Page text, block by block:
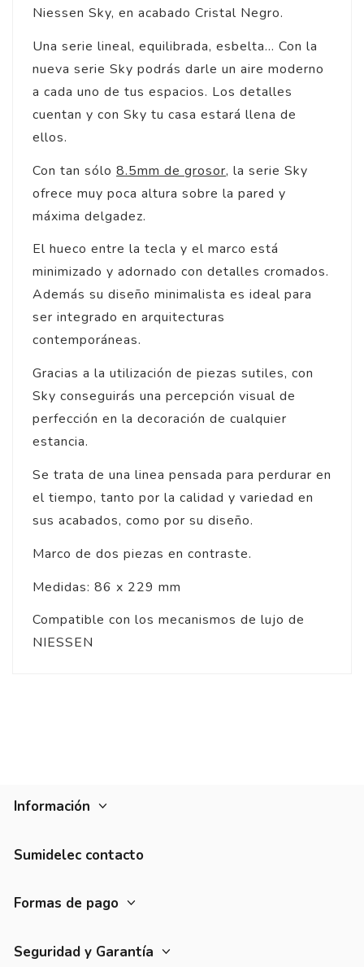
Niessen Sky, en acabado Cristal Negro.
Una serie lineal, equilibrada, esbelta... Con la
nueva serie Sky podrás darle un aire moderno
a cada uno de tus espacios. Los detalles
cuentan y con Sky tu casa estará llena de
ellos.
Con tan sólo 8.5mm de grosor, la serie Sky
ofrece muy poca altura sobre la pared y
máxima delgadez.
El hueco entre la tecla y el marco está
minimizado y adornado con detalles cromados.
Además su diseño minimalista es ideal para
ser integrado en arquitecturas
contemporáneas.
Gracias a la utilización de piezas sutiles, con
Sky conseguirás una percepción visual de
perfección en la decoración de cualquier
estancia.
Se trata de una linea pensada para perdurar en
el tiempo, tanto por la calidad y variedad en
sus acabados, como por su diseño.
Marco de dos piezas en contraste.
Medidas: 86 x 229 mm
Compatible con los mecanismos de lujo de
NIESSEN
Información
Sumidelec contacto
Formas de pago
Seguridad y Garantía